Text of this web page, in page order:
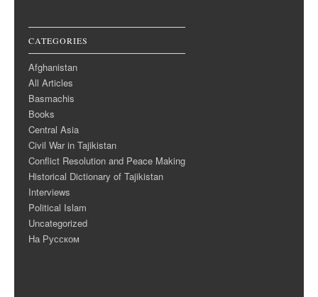
CATEGORIES
Afghanistan
All Articles
Basmachis
Books
Central Asia
Civil War in Tajikistan
Conflict Resolution and Peace Making
Historical Dictionary of Tajikistan
Interviews
Political Islam
Uncategorized
На Русском